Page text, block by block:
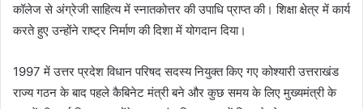
कॉलेज से अंग्रेजी साहित्य में स्नातकोत्तर की उपाधि प्राप्त की। शिक्षा क्षेत्र में कार्य
करते हुए उन्होंने राष्ट्र निर्माण की दिशा में योगदान दिया।
1997 में उत्तर प्रदेश विधान परिषद सदस्य नियुक्त किए गए कोश्यारी उत्तराखंड
राज्य गठन के बाद पहले कैबिनेट मंत्री बने और कुछ समय के लिए मुख्यमंत्री के